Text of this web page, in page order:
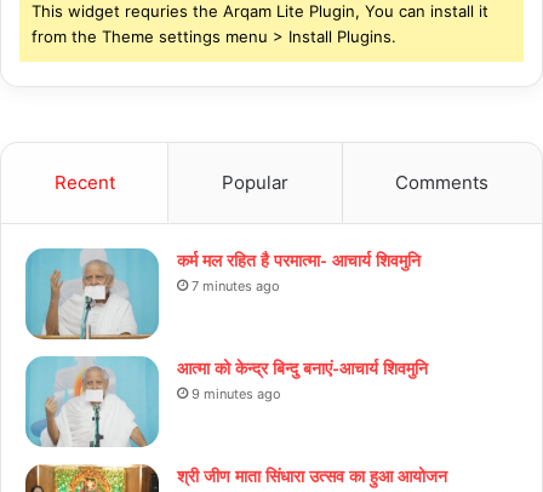
This widget requries the Arqam Lite Plugin, You can install it
from the Theme settings menu > Install Plugins.
Recent Popular Comments
कर्म मल रहित है परमात्मा- आचार्य शिवमुनि
7 minutes ago
आत्मा को केन्द्र बिन्दु बनाएं-आचार्य शिवमुनि
9 minutes ago
श्री जीण माता सिंधारा उत्सव का हुआ आयोजन